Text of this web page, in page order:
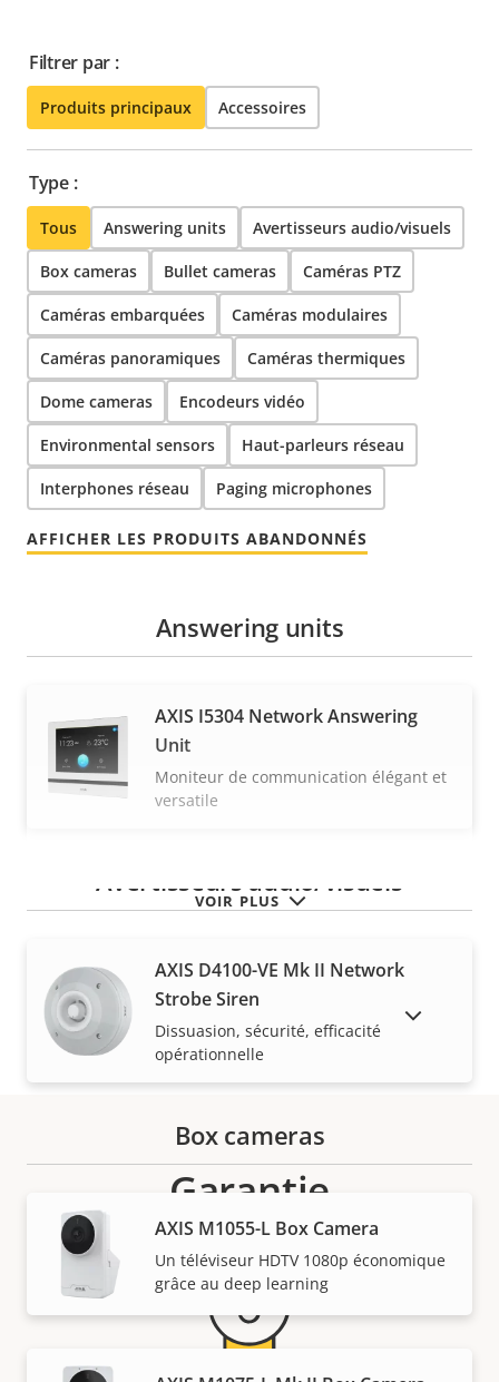
Filtrer par :
Produits principaux Accessoires
Type :
Tous Answering units Avertisseurs audio/visuels
Box cameras Bullet cameras Caméras PTZ
Caméras embarquées Caméras modulaires
Caméras panoramiques Caméras thermiques
Dome cameras Encodeurs vidéo
Environmental sensors Haut-parleurs réseau
Interphones réseau Paging microphones
AFFICHER LES PRODUITS ABANDONNÉS
VOIR PLUS
Answering units
AXIS I5304 Network Answering
Unit
Moniteur de communication élégant et
versatile
Avertisseurs audio/visuels
AXIS D4100-VE Mk II Network
Strobe Siren
Dissuasion, sécurité, efficacité
opérationnelle
Box cameras
AXIS M1055-L Box Camera
Un téléviseur HDTV 1080p économique
grâce au deep learning
AFFICHER LES PRODUITS ABANDONNÉS
Garantie